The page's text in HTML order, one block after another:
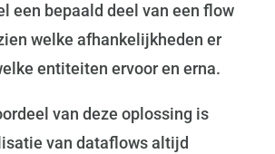
een bepaald deel van een flow
welke afhankelijkheden er
entiteiten ervoor en erna.
van deze oplossing is
van dataflows altijd